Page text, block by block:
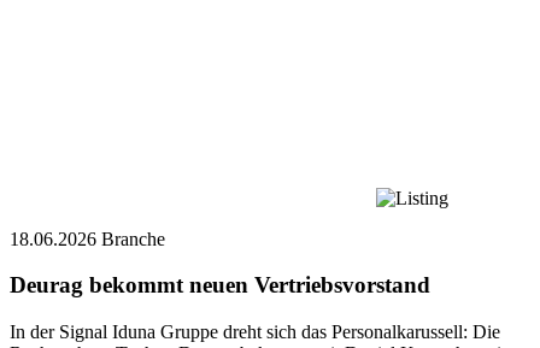
18.06.2026 Branche
Deurag bekommt neuen Vertriebsvorstand
In der Signal Iduna Gruppe dreht sich das Personalkarussell: Die